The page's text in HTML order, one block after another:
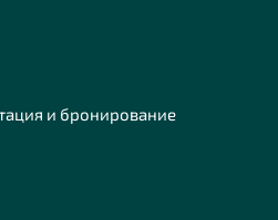
и бронирование